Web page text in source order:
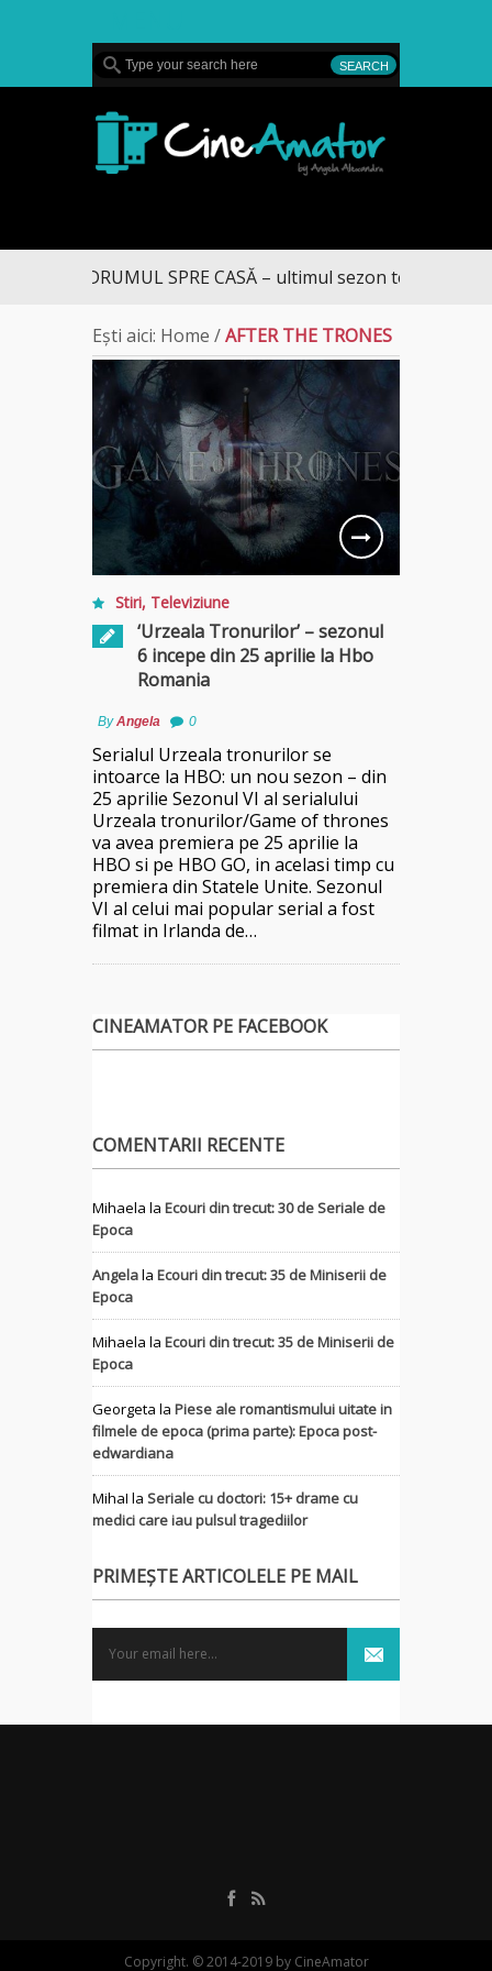
DRUMUL SPRE CASĂ – ultimul sezon te aduce la
Ești aici: Home /AFTER THE TRONES
Stiri, Televiziune
‘Urzeala Tronurilor’ – sezonul
6 incepe din 25 aprilie la Hbo
Romania
ByAngela 0
Serialul Urzeala tronurilor se
intoarce la HBO: un nou sezon – din
25 aprilie Sezonul VI al serialului
Urzeala tronurilor/Game of thrones
va avea premiera pe 25 aprilie la
HBO si pe HBO GO, in acelasi timp cu
premiera din Statele Unite. Sezonul
VI al celui mai popular serial a fost
filmat in Irlanda de…
CINEAMATOR PE FACEBOOK
COMENTARII RECENTE
Mihaela la Ecouri din trecut: 30 de Seriale de
Epoca
Angelala Ecouri din trecut: 35 de Miniserii de
Epoca
Mihaela la Ecouri din trecut: 35 de Miniserii de
Epoca
Georgeta la Piese ale romantismului uitate in
filmele de epoca (prima parte): Epoca post-
edwardiana
MihaI la Seriale cu doctori: 15+ drame cu
medici care iau pulsul tragediilor
PRIMEȘTE ARTICOLELE PE MAIL
Copyright. © 2014-2019 by CineAmator